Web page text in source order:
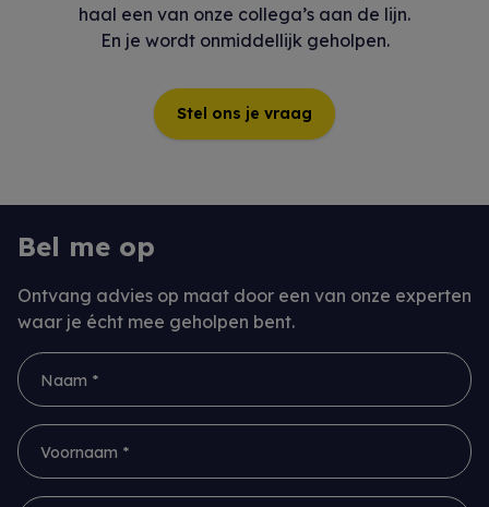
haal een van onze collega’s aan de lijn.
En je wordt onmiddellijk geholpen.
Stel ons je vraag
Bel me op
Ontvang advies op maat door een van onze experten
waar je écht mee geholpen bent.
Naam *
Voornaam *